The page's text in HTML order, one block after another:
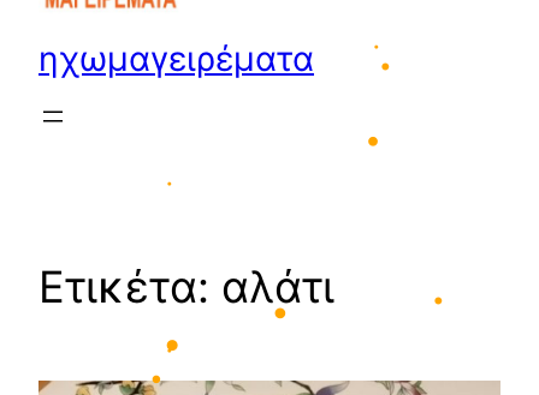
•
•
ηχωμαγειρέματα
Ετικέτα: αλάτι